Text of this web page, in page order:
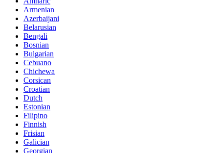
Armenian
Azerbaijani
Belarusian
Bengali
Bosnian
Bulgarian
Cebuano
Chichewa
Corsican
Croatian
Dutch
Estonian
Filipino
Finnish
Frisian
Galician
Georgian